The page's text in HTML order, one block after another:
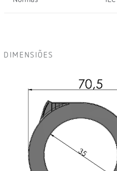
DIMENSIÕES